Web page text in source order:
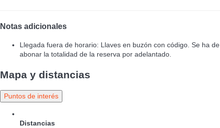
Notas adicionales
Llegada fuera de horario: Llaves en buzón con código. Se ha de
abonar la totalidad de la reserva por adelantado.
Mapa y distancias
Puntos de interés
Distancias